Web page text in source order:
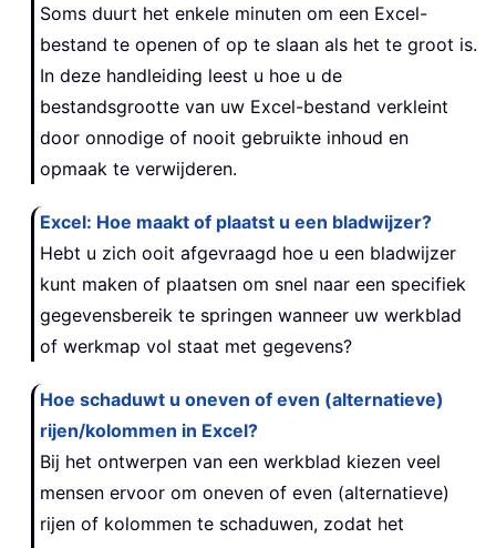
Soms duurt het enkele minuten om een Excel-
bestand te openen of op te slaan als het te groot is.
In deze handleiding leest u hoe u de
bestandsgrootte van uw Excel-bestand verkleint
door onnodige of nooit gebruikte inhoud en
opmaak te verwijderen.
Excel: Hoe maakt of plaatst u een bladwijzer?
Hebt u zich ooit afgevraagd hoe u een bladwijzer
kunt maken of plaatsen om snel naar een specifiek
gegevensbereik te springen wanneer uw werkblad
of werkmap vol staat met gegevens?
Hoe schaduwt u oneven of even (alternatieve)
rijen/kolommen in Excel?
Bij het ontwerpen van een werkblad kiezen veel
mensen ervoor om oneven of even (alternatieve)
rijen of kolommen te schaduwen, zodat het